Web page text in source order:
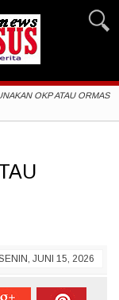
OKP ATAU ORMAS
JUNI 15, 2026